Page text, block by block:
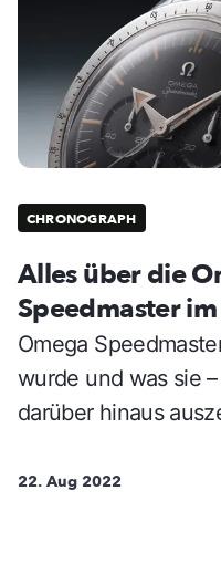
CHRONOGRAPH
Alles über die
Speedmaster
Omega
wurde und was sie
darüber hinaus
22. Aug 2022